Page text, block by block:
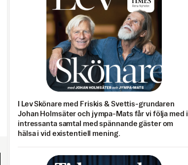
I Lev Skönare med Friskis & Svettis-grundaren
Johan Holmsäter och jympa-Mats får vi följa med i
intressanta samtal med spännande gäster om
hälsa i vid existentiell mening.